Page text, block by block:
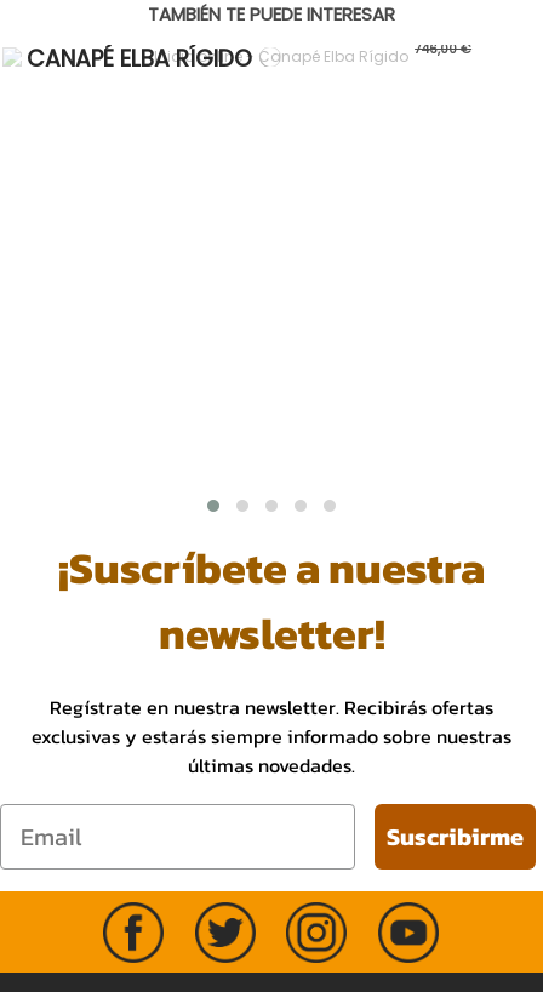
TAMBIÉN TE PUEDE INTERESAR
CANAPÉ ELBA RÍGIDO
410,30 €
746,00 €
¡Suscríbete a nuestra
newsletter!
Regístrate en nuestra newsletter. Recibirás ofertas
exclusivas y estarás siempre informado sobre nuestras
últimas novedades.
Email Suscribirme